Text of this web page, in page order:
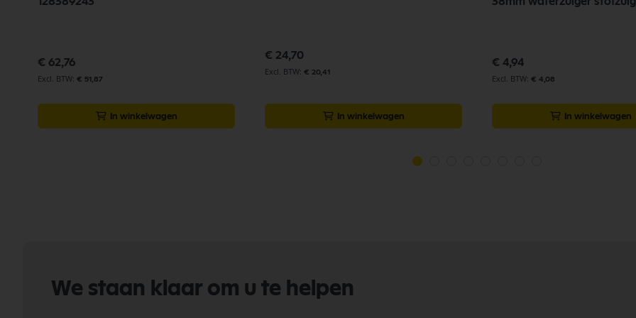
€ 62,76
€ 51,87
In winkelwagen
€ 24,70
€ 20,41
In winkelwagen
€ 4,94
€ 4,08
In winkelwagen
We staan klaar om u te helpen